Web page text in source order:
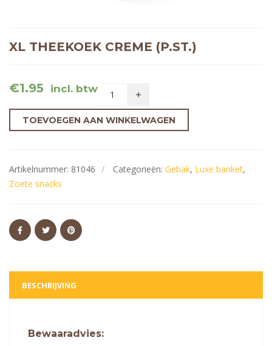
XL THEEKOEK CREME (P.ST.)
€1.95 incl. btw
TOEVOEGEN AAN WINKELWAGEN
Artikelnummer: 81046 Categorieën: Gebak, Luxe banket,
Zoete snacks
BESCHRIJVING
Bewaaradvies: